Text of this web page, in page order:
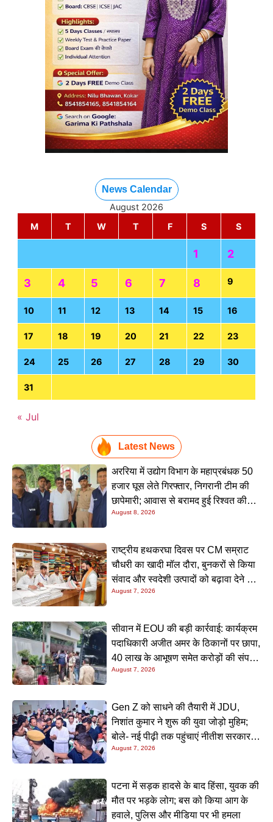
News Calendar
August 2026
M
T W T F S S
1 2
3 4 5 6 7 8 9
10 11 12 13 14 15 16
17 18 19 20 21 22 23
24 25 26 27 28 29 30
31
« Jul
Latest News
अररिया में उद्योग विभाग के महाप्रबंधक 50
हजार घूस लेते गिरफ्तार, निगरानी टीम की
छापेमारी; आवास से बरामद हुई रिश्वत की
रकम
August 8, 2026
राष्ट्रीय हथकरघा दिवस पर CM सम्राट
चौधरी का खादी मॉल दौरा, बुनकरों से किया
संवाद और स्वदेशी उत्पादों को बढ़ावा देने की
अपील
August 7, 2026
सीवान में EOU की बड़ी कार्रवाई: कार्यक्रम
पदाधिकारी अजीत अमर के ठिकानों पर छापा,
40 लाख के आभूषण समेत करोड़ों की संपत्ति
की जांच शुरू
August 7, 2026
Gen Z को साधने की तैयारी में JDU,
निशांत कुमार ने शुरू की युवा जोड़ो मुहिम;
बोले- नई पीढ़ी तक पहुंचाएं नीतीश सरकार के
20 सालों के काम
August 7, 2026
पटना में सड़क हादसे के बाद हिंसा, युवक की
मौत पर भड़के लोग; बस को किया आग के
हवाले, पुलिस और मीडिया पर भी हमला